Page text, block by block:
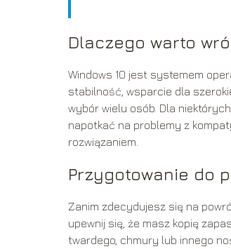
Dlaczego warto
Windows 10 jest systemem
stabilność, wsparcie dla
wybór wielu osób. Dla
napotkać na problemy z
rozwiązaniem.
Przygotowanie do
Zanim zdecydujesz się na
upewnij się, że masz kopię
twardego, chmury lub innego